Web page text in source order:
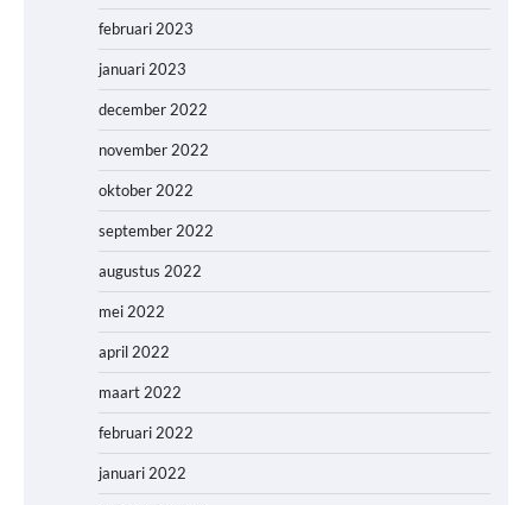
februari 2023
januari 2023
december 2022
november 2022
oktober 2022
september 2022
augustus 2022
mei 2022
april 2022
maart 2022
februari 2022
januari 2022